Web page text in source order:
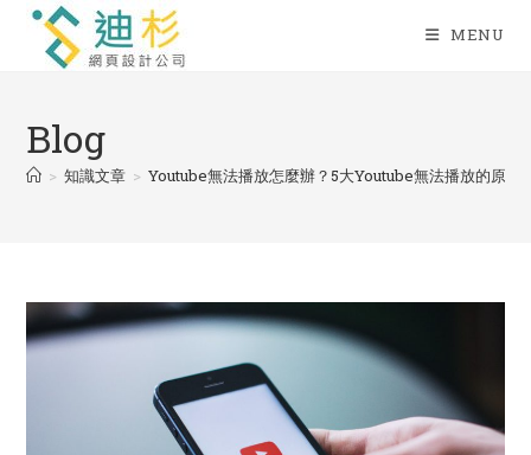
Skip
content
MENU
Blog
> 知識文章 > Youtube無法播放怎麼辦？5大Youtube無法播放的原因